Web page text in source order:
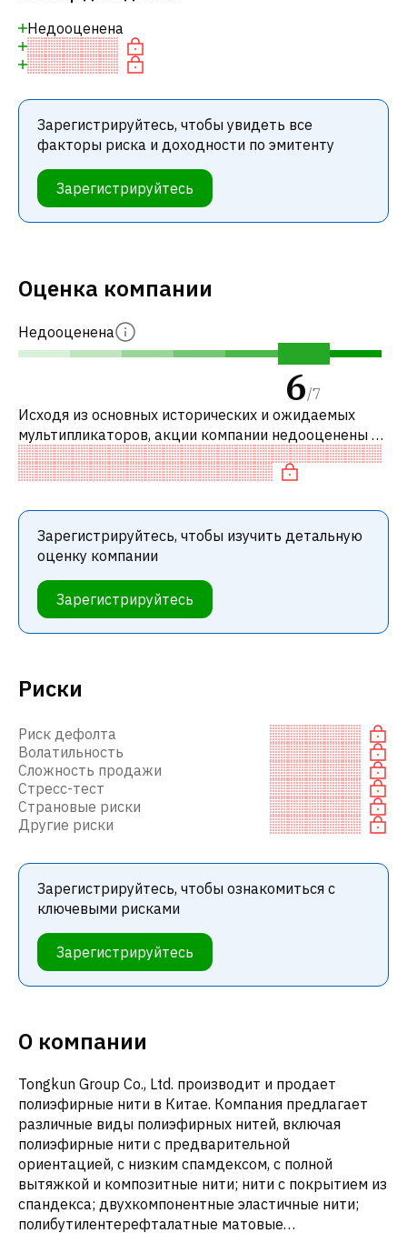
Недооценена
Зарегистрируйтесь, чтобы увидеть все
факторы риска и доходности по эмитенту
Зарегистрируйтесь
Риски
Риск дефолта
Волатильность
Сложность продажи
Стресс-тест
Страновые риски
Другие риски
Зарегистрируйтесь, чтобы ознакомиться с
ключевыми рисками
Зарегистрируйтесь
О компании
Tongkun Group Co., Ltd. производит и продает
полиэфирные нити в Китае. Компания предлагает
различные виды полиэфирных нитей, включая
полиэфирные нити с предварительной
ориентацией, с низким спамдексом, с полной
вытяжкой и композитные нити; нити с покрытием из
спандекса; двухкомпонентные эластичные нити;
полибутилентерефталатные матовые
Оценка компании
Недооценена
6/7
Исходя из основных исторических и ожидаемых
мультипликаторов, акции компании недооценены по
сравнению с аналогичными компаниями. В
частности, акция компании недооценена п
Зарегистрируйтесь, чтобы изучить детальную
оценку компании
Зарегистрируйтесь